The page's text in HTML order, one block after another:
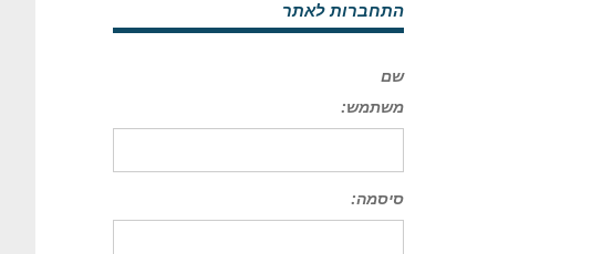
התחברות לאתר
שם
משתמש:
סיסמה: